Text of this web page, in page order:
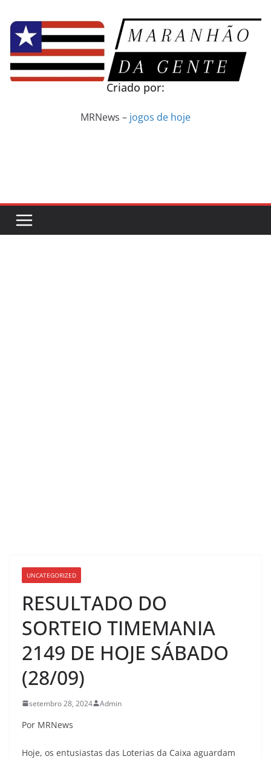
para
conteúdo
Criado por:
MRNews – jogos de hoje
UNCATEGORIZED
RESULTADO DO
SORTEIO TIMEMANIA
2149 DE HOJE SÁBADO
(28/09)
setembro 28, 2024 Admin
Por MRNews
Hoje, os entusiastas das Loterias da Caixa aguardam